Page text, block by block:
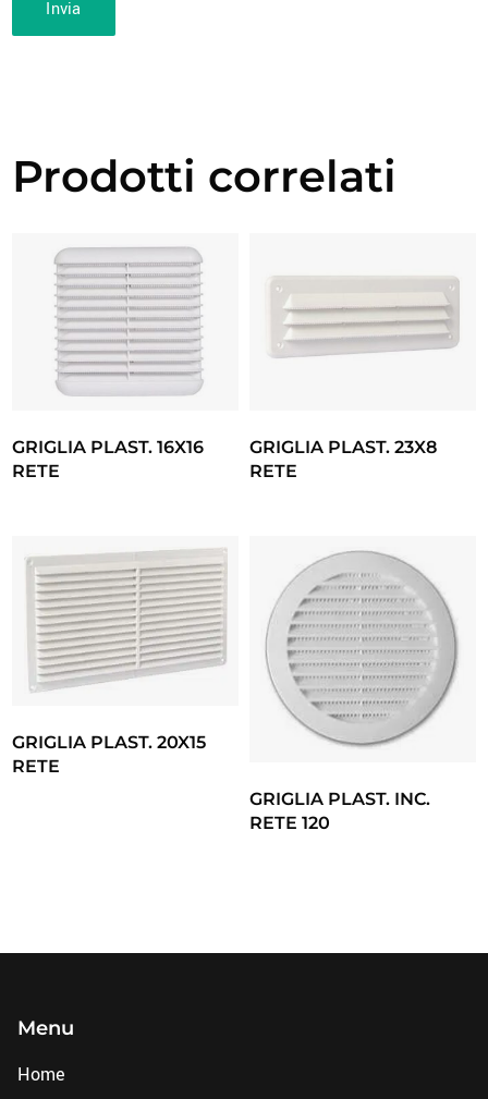
Prodotti correlati
GRIGLIA PLAST. 16X16
RETE
GRIGLIA PLAST. 23X8
RETE
GRIGLIA PLAST. 20X15
RETE
GRIGLIA PLAST. INC.
RETE 120
Menu
Home